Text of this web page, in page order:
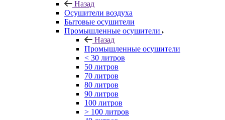
Назад
Осушители воздуха
Бытовые осушители
Промышленные осушители
Назад
Промышленные осушители
< 30 литров
50 литров
70 литров
80 литров
90 литров
100 литров
> 100 литров